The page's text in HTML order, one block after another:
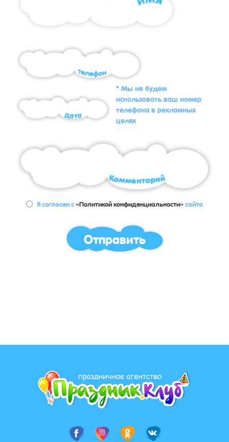
* Мы не будем
использовать ваш номер
телефона в рекламных
целях
Я согласен с«Политикой конфиденциальности»сайта
Отправить